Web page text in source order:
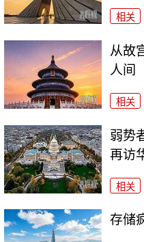
相关
从故
人间
相关
弱势
再访
相关
存储